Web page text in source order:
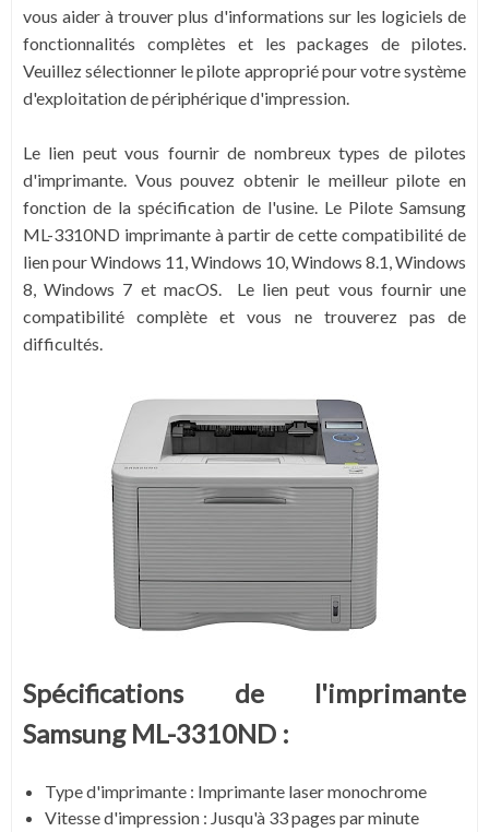
vous aider à trouver plus d'informations sur les logiciels de
fonctionnalités complètes et les packages de pilotes.
Veuillez sélectionner le pilote approprié pour votre système
d'exploitation de périphérique d'impression.
Le lien peut vous fournir de nombreux types de pilotes
d'imprimante. Vous pouvez obtenir le meilleur pilote en
fonction de la spécification de l'usine. Le Pilote Samsung
ML-3310ND imprimante à partir de cette compatibilité de
lien pour Windows 11, Windows 10, Windows 8.1, Windows
8, Windows 7 et macOS. Le lien peut vous fournir une
compatibilité complète et vous ne trouverez pas de
difficultés.
Spécifications de l'imprimante
Samsung ML-3310ND :
Type d'imprimante : Imprimante laser monochrome
Vitesse d'impression : Jusqu'à 33 pages par minute